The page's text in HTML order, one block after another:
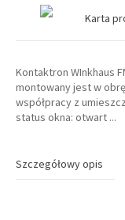
Karta
Kontaktron WInkhaus
montowany jest w
współpracy z
status okna: otwart ...
Szczegółowy opis